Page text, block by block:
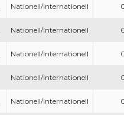
Nationell/Internationell
Nationell/Internationell
Nationell/Internationell
Nationell/Internationell
Nationell/Internationell